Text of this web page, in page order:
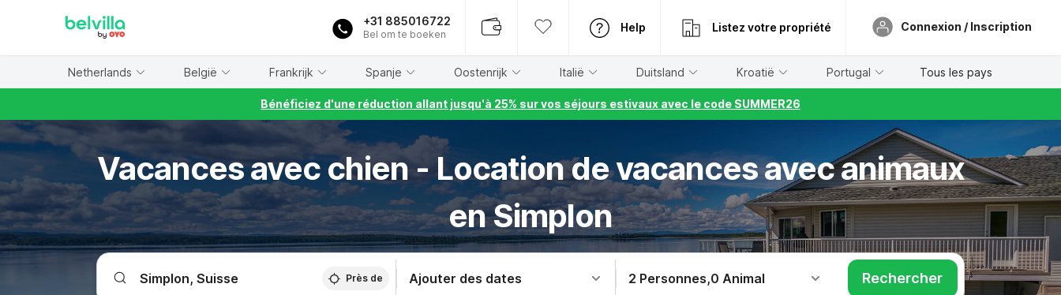
+31 885016722
Bel om te boeken
Help Listez votre propriété Connexion / Inscription
Netherlands België Frankrijk Spanje Oostenrijk Italië Duitsland Kroatië Portugal Tous les pays
Bénéficiez d'une réduction allant jusqu'à 25% sur vos séjours estivaux avec le code SUMMER26
Vacances avec chien - Location de vacances avec animaux
en Simplon
Près de Ajouter des dates 2 Personnes,0 Animal Rechercher